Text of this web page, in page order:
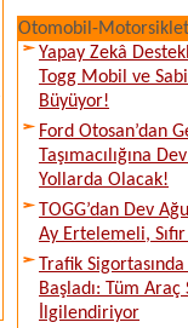
Otomobil-Motorsiklet
Yapay Zekâ
Togg Mobil ve
Büyüyor!
Ford Otosan’dan
Taşımacılığına
Yollarda Olacak!
TOGG’dan Dev
Ay Ertelemeli,
Trafik
Başladı: Tüm
İlgilendiriyor